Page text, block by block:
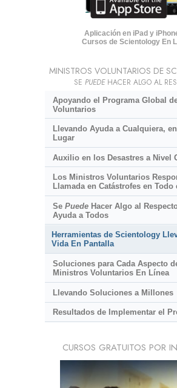
Aplicación en iPad y
Cursos de Scientology En
MINISTROS VOLUNTARIOS DE
SE PUEDEHACER ALGO AL
Apoyando el Programa Global
Voluntarios
Llevando Ayuda a Cualquiera,
Lugar
Auxilio en los Desastres a Nivel
Los Ministros Voluntarios
Llamada en Catástrofes en Todo
Se PuedeHacer Algo al
Ayuda a Todos
Herramientas de Scientology
Vida En Pantalla
Soluciones para Cada Aspecto
Ministros Voluntarios En Línea
Llevando Soluciones a Millones
Resultados de Implementar el
CURSOS GRATUITOS POR